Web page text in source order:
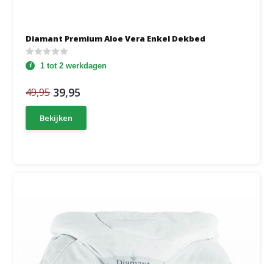
Diamant Premium Aloe Vera Enkel Dekbed
1 tot 2 werkdagen
49,95 39,95
Bekijken